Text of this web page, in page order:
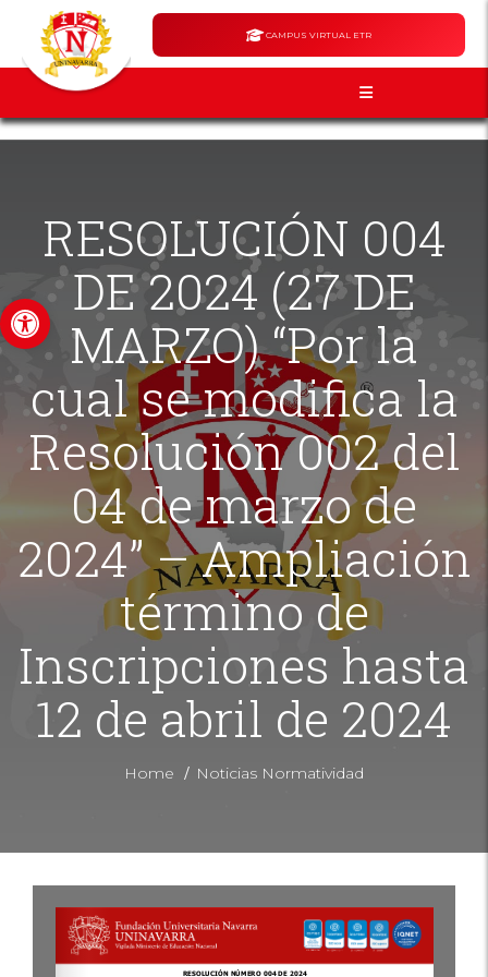
Abrir barra de herramientas
CAMPUS VIRTUAL ETR
RESOLUCIÓN 004
DE 2024 (27 DE
MARZO) “Por la
cual se modifica la
Resolución 002 del
04 de marzo de
2024” – Ampliación
término de
Inscripciones hasta
12 de abril de 2024
Home / Noticias Normatividad